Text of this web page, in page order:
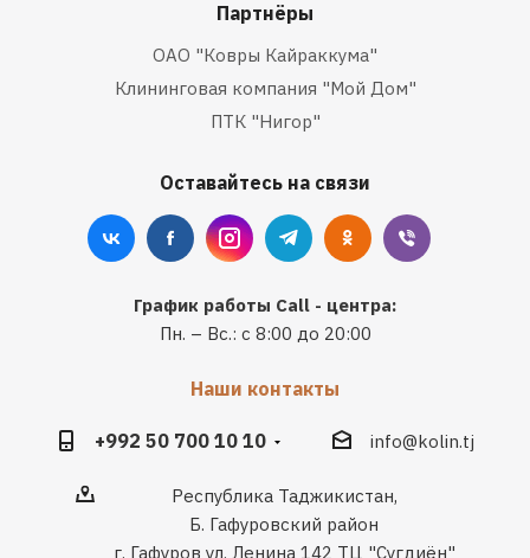
Партнёры
ОАО "Ковры Кайраккума"
Клининговая компания "Мой Дом"
ПТК "Нигор"
Оставайтесь на связи
График работы Call - центра:
Пн. – Вс.: с 8:00 до 20:00
Наши контакты
+992 50 700 10 10 info@kolin.tj
Республика Таджикистан,
Б. Гафуровский район
г. Гафуров ул. Ленина 142 ТЦ "Сугдиён"